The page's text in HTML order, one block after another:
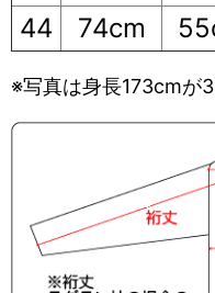
44
74cm
※写真は身長173cmが